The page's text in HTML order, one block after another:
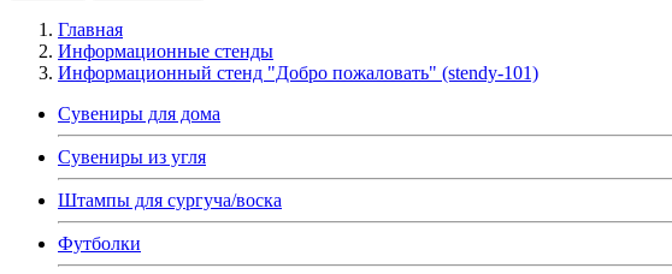
Главная
Информационные стенды
Информационный стенд "Добро пожаловать" (stendy-101)
Сувениры для дома
Сувениры из угля
Штампы для сургуча/воска
Футболки